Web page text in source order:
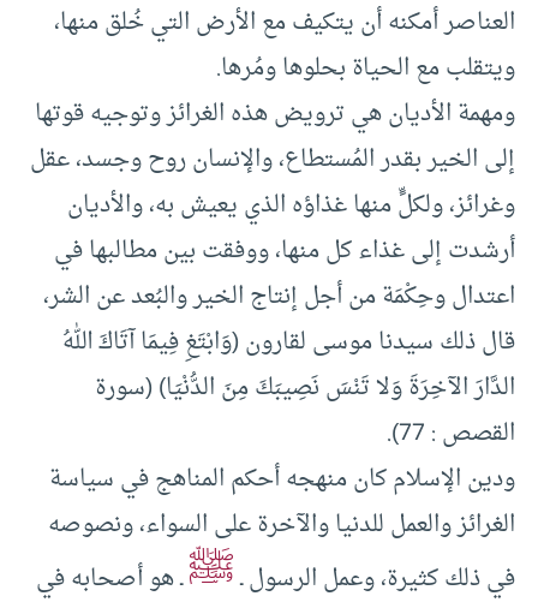
العناصر أمكنه أن يتكيف مع الأرض التي خُلق منها،
ويتقلب مع الحياة بحلوها ومُرها.
ومهمة الأديان هي ترويض هذه الغرائز وتوجيه قوتها
إلى الخير بقدر المُستطاع، والإنسان روح وجسد، عقل
وغرائز، ولكلٍّ منها غذاؤه الذي يعيش به، والأديان
أرشدت إلى غذاء كل منها، ووفقت بين مطالبها في
اعتدال وحِكْمَة من أجل إنتاج الخير والبُعد عن الشر،
قال ذلك سيدنا موسى لقارون (وَابْتَغِ فِيمَا آتَاكَ اللهُ
الدَّارَ الآخِرَةَ وَلا تَنْسَ نَصِيبَكَ مِنَ الدُّنْيَا) (سورة
القصص : 77).
ودين الإسلام كان منهجه أحكم المناهج في سياسة
الغرائز والعمل للدنيا والآخرة على السواء، ونصوصه
في ذلك كثيرة، وعمل الرسول ـﷺـ هو أصحابه في